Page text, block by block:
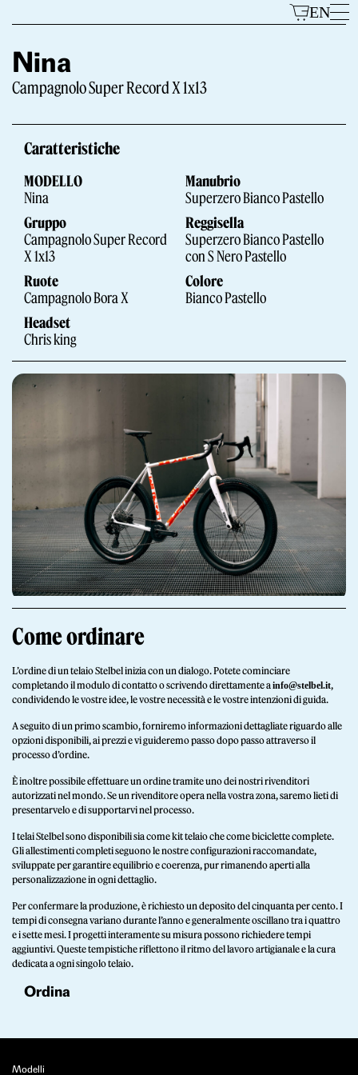
EN
Modelli
Il Marchio
Giornale
Shop
Stelbel un marchio registrato di Cicli Corsa S.r.l.
Partita IVA IT02445060185
Nina
Campagnolo Super Record X 1x13
Caratteristiche
MODELLO
Nina
Gruppo
Campagnolo Super Record
X 1x13
Ruote
Campagnolo Bora X
Headset
Chris king
Manubrio
Superzero Bianco Pastello
Reggisella
Superzero Bianco Pastello
con S Nero Pastello
Colore
Bianco Pastello
Come ordinare
L’ordine di un telaio Stelbel inizia con un dialogo. Potete cominciare
completando il modulo di contatto o scrivendo direttamente ainfo@stelbel.it,
condividendo le vostre idee, le vostre necessità e le vostre intenzioni di guida.
A seguito di un primo scambio, forniremo informazioni dettagliate riguardo alle
opzioni disponibili, ai prezzi e vi guideremo passo dopo passo attraverso il
processo d’ordine.
È inoltre possibile effettuare un ordine tramite uno dei nostri rivenditori
autorizzati nel mondo. Se un rivenditore opera nella vostra zona, saremo lieti di
presentarvelo e di supportarvi nel processo.
I telai Stelbel sono disponibili sia come kit telaio che come biciclette complete.
Gli allestimenti completi seguono le nostre configurazioni raccomandate,
sviluppate per garantire equilibrio e coerenza, pur rimanendo aperti alla
personalizzazione in ogni dettaglio.
Per confermare la produzione, è richiesto un deposito del cinquanta per cento. I
tempi di consegna variano durante l’anno e generalmente oscillano tra i quattro
e i sette mesi. I progetti interamente su misura possono richiedere tempi
aggiuntivi. Queste tempistiche riflettono il ritmo del lavoro artigianale e la cura
dedicata a ogni singolo telaio.
Ordina
Modelli